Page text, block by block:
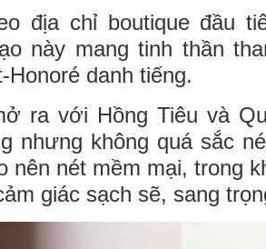
địa chỉ boutique đầu
này mang tinh thần
Honoré danh tiếng.
ra với Hồng Tiêu và
nhưng không quá sắc
nên nét mềm mại, trong
giác sạch sẽ, sang